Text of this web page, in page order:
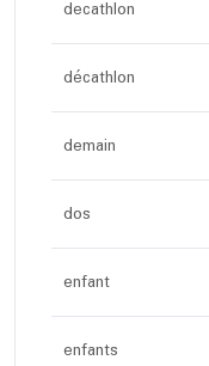
decathlon
décathlon
demain
dos
enfant
enfants